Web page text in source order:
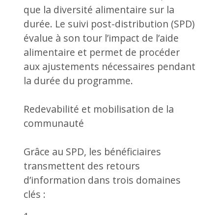
que la diversité alimentaire sur la
durée. Le suivi post-distribution (SPD)
évalue à son tour l’impact de l’aide
alimentaire et permet de procéder
aux ajustements nécessaires pendant
la durée du programme.
Redevabilité et mobilisation de la
communauté
Grâce au SPD, les bénéficiaires
transmettent des retours
d’information dans trois domaines
clés :